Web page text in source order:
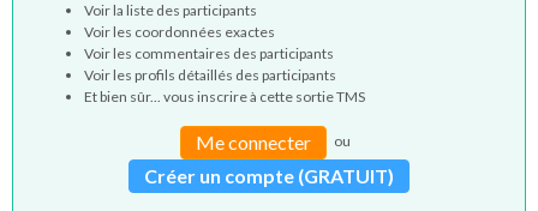
Voir la liste des participants
Voir les coordonnées exactes
Voir les commentaires des participants
Voir les profils détaillés des participants
Et bien sûr... vous inscrire à cette sortie TMS
Me connecter ou
Créer un compte (GRATUIT)